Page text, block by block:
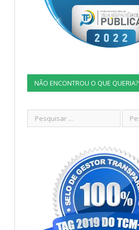
NÃO ENCONTROU O QUE QUERIA?